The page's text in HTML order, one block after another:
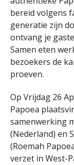
bereid volgens
generatie zijn
ontvang je
Samen eten
bezoekers de
proeven.
Op Vrijdag 26
Papoea
samenwerking
(Nederland) en
(Roemah
verzet in West-